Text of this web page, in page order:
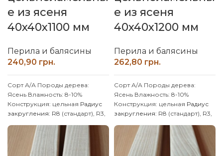
е из ясеня
40x40x1100 мм
Перила и балясины
грн.
Сорт А/А Породы дерева:
Ясень Влажность: 8-10%
Конструкция: цельная Радиус
закругления: R8 (стандарт), R3,
Обработка поверхности:
калиброванная, шлифованная
Производим изделия из ясеня
е из ясеня
40x40x1200 мм
Перила и балясины
грн.
Сорт А/А Породы дерева:
Ясень Влажность: 8-10%
Конструкция: цельная Радиус
закругления: R8 (стандарт), R3,
Обработка поверхности:
калиброванная, шлифованная
Производим изделия из ясеня